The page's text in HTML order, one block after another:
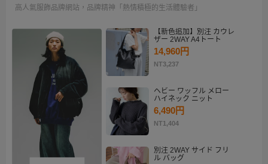
高人氣服飾品牌網站，品牌精神「熱情積極的生活體驗者」
【新色追加】別注 カウレ
ザー 2WAY A4トート
14,960円
NT3,237
ヘビー ワッフル メロー
ハイネック ニット
6,490円
NT1,404
別注 2WAY サイド フリ
ル バッグ